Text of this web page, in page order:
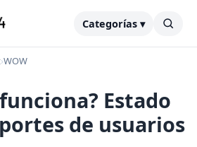
Categorías ▾
›WOW
Estado
de usuarios